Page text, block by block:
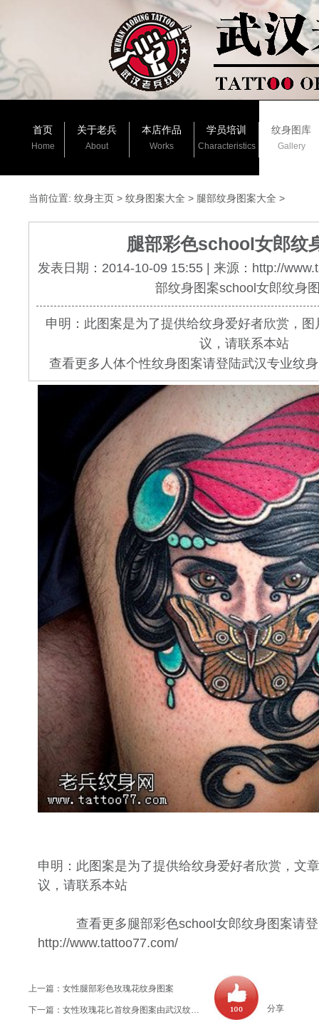
首页
Home
关于老兵
About
本店作品
Works
学员培训
Characteristics
纹身图库
Gallery
当前位置: 纹身主页 > 纹身图案大全 > 腿部纹身图案大全 >
腿部彩色school女郎纹
发表日期：2014-10-09 15:55 | 来源：http://
部纹身图案school女郎纹身
申明：此图案是为了提供给纹身爱好者欣赏，
议，请联系本站
查看更多人体个性纹身图案请登陆武汉专业纹
申明：此图案是为了提供给纹身爱好者欣赏，文
议，请联系本站
查看更多腿部彩色school女郎纹身图案请登
http://www.tattoo77.com/
上一篇： 女性腿部彩色玫瑰花纹身图案
下一篇： 女性玫瑰花匕首纹身图案由武汉纹身店推荐 分享